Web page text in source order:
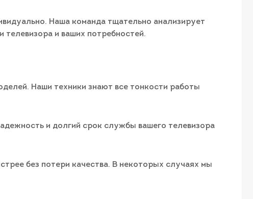
Наша команда тщательно анализирует
и ваших потребностей.
Наши техники знают все тонкости работы
и долгий срок службы вашего телевизора
без потери качества. В некоторых случаях мы